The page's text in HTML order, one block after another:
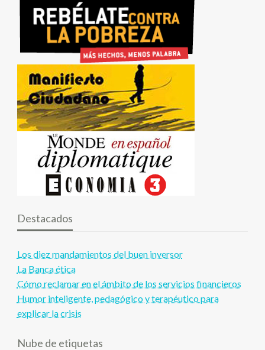
Destacados
Los diez mandamientos del buen inversor
La Banca ética
Cómo reclamar en el ámbito de los servicios financieros
Humor inteligente, pedagógico y terapéutico para
explicar la crisis
Nube de etiquetas